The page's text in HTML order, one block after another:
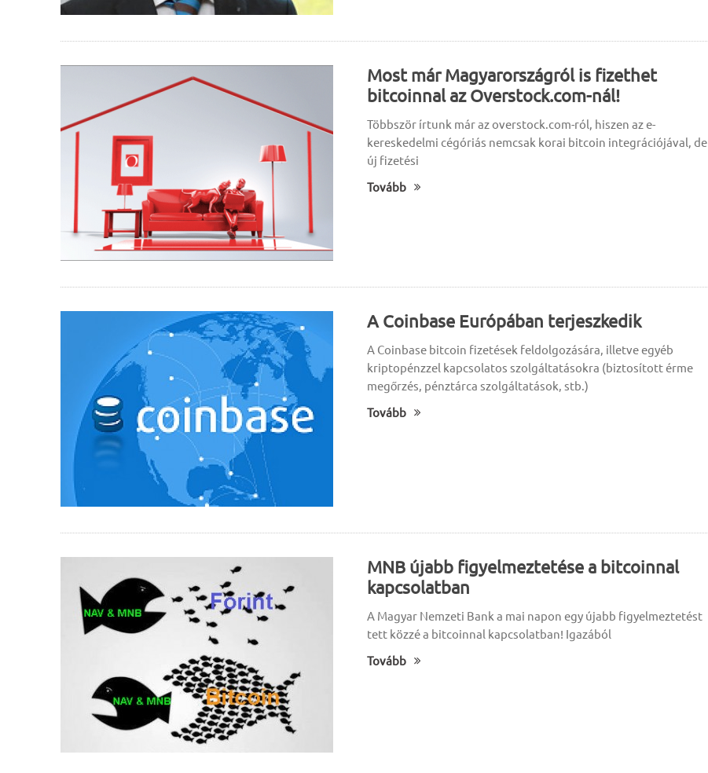
Most már Magyarországról is fizethet
bitcoinnal az Overstock.com-nál!
Többször írtunk már az overstock.com-ról, hiszen az e-
kereskedelmi cégóriás nemcsak korai bitcoin integrációjával, de
új fizetési
Tovább
A Coinbase Európában terjeszkedik
A Coinbase bitcoin fizetések feldolgozására, illetve egyéb
kriptopénzzel kapcsolatos szolgáltatásokra (biztosított érme
megőrzés, pénztárca szolgáltatások, stb.)
Tovább
MNB újabb figyelmeztetése a bitcoinnal
kapcsolatban
A Magyar Nemzeti Bank a mai napon egy újabb figyelmeztetést
tett közzé a bitcoinnal kapcsolatban! Igazából
Tovább